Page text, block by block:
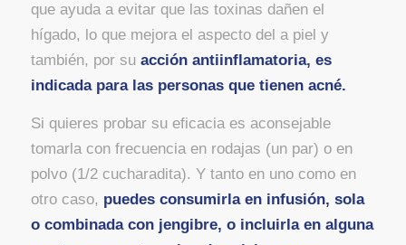
que ayuda a evitar que las toxinas dañen el
hígado, lo que mejora el aspecto del a piel y
también, por su acción antiinflamatoria, es
indicada para las personas que tienen acné.
Si quieres probar su eficacia es aconsejable
tomarla con frecuencia en rodajas (un par) o en
polvo (1/2 cucharadita). Y tanto en uno como en
otro caso, puedes consumirla en infusión, sola
o combinada con jengibre, o incluirla en alguna